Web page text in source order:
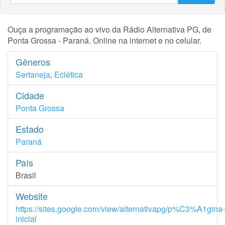
Ouça a programação ao vivo da Rádio Alternativa PG, de
Ponta Grossa - Paraná. Online na internet e no celular.
Gêneros
Sertaneja, Eclética
Cidade
Ponta Grossa
Estado
Paraná
País
Brasil
Website
https://sites.google.com/view/alternativapg/p%C3%A1gina-
inicial